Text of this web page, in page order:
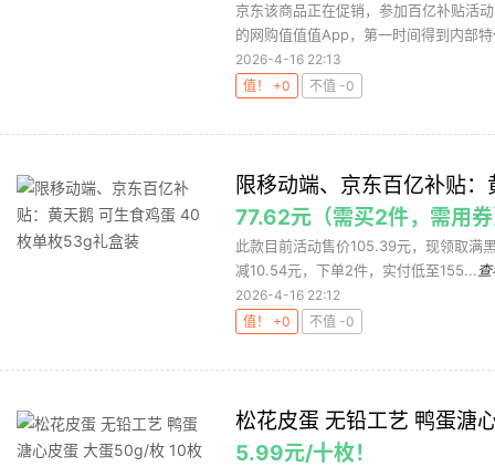
京东该商品正在促销，参加百亿补贴活
的网购值值值App，第一时间得到内部
2026-4-16 22:13
值！ +0
不值 -0
限移动端、京东百亿补贴
77.62元（需买2件，需用
此款目前活动售价105.39元，现领取
减10.54元，下单2件，实付低至155...
2026-4-16 22:12
值！ +0
不值 -0
松花皮蛋 无铅工艺 鸭蛋溏
5.99元/十枚！